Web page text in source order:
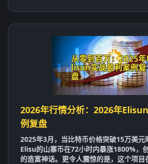
2026年行情分析：2026年
例复盘
2025年3月，当比特币价格突破15万美元
Elisu的山寨币在72小时内暴涨1800%，
的造富神话。更令人震惊的是，这个项目